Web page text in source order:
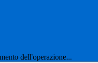
dell'operazione...